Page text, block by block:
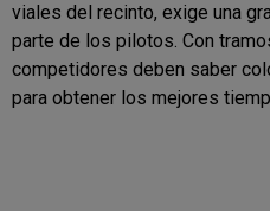
viales del recinto, exige una
parte de los pilotos. Con
competidores deben saber
para obtener los mejores